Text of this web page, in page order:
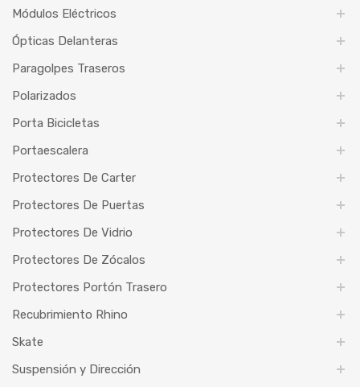
Módulos Eléctricos
Ópticas Delanteras
Paragolpes Traseros
Polarizados
Porta Bicicletas
Portaescalera
Protectores De Carter
Protectores De Puertas
Protectores De Vidrio
Protectores De Zócalos
Protectores Portón Trasero
Recubrimiento Rhino
Skate
Suspensión y Dirección